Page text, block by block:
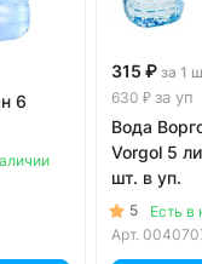
6
315 ₽ за 1
630 ₽ за уп
Вода
Vorgol 5
шт. в уп.
5
Есть в
Арт.